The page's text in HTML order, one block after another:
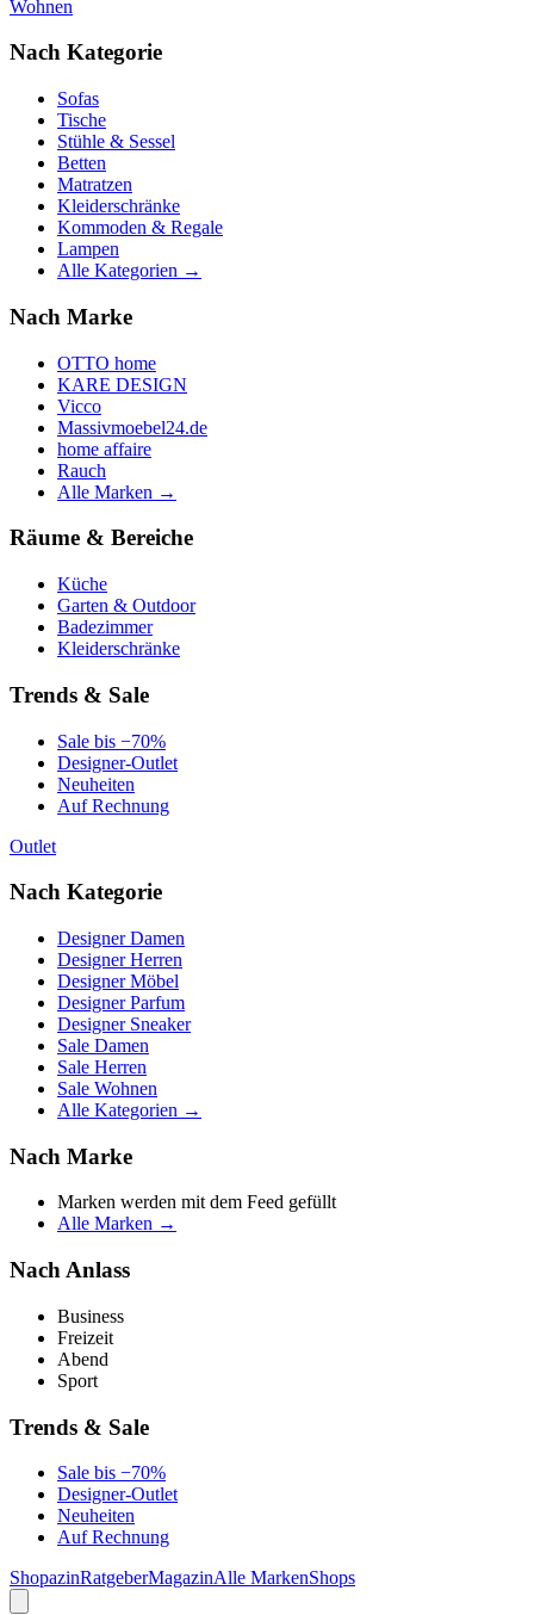
Wohnen
Nach Kategorie
Sofas
Tische
Stühle & Sessel
Betten
Matratzen
Kleiderschränke
Kommoden & Regale
Lampen
Alle Kategorien →
Nach Marke
OTTO home
KARE DESIGN
Vicco
Massivmoebel24.de
home affaire
Rauch
Alle Marken →
Räume & Bereiche
Küche
Garten & Outdoor
Badezimmer
Kleiderschränke
Trends & Sale
Sale bis −70%
Designer-Outlet
Neuheiten
Auf Rechnung
Outlet
Nach Kategorie
Designer Damen
Designer Herren
Designer Möbel
Designer Parfum
Designer Sneaker
Sale Damen
Sale Herren
Sale Wohnen
Alle Kategorien →
Nach Marke
Marken werden mit dem Feed gefüllt
Alle Marken →
Nach Anlass
Business
Freizeit
Abend
Sport
Trends & Sale
Sale bis −70%
Designer-Outlet
Neuheiten
Auf Rechnung
ShopazinRatgeberMagazinAlle MarkenShops